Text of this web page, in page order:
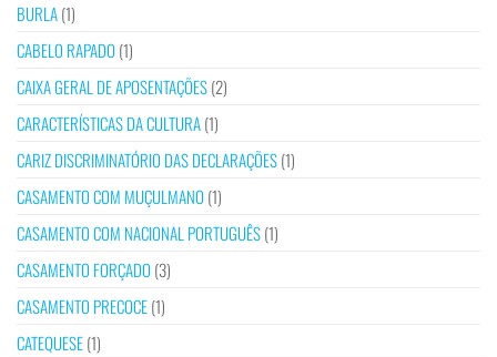
BURLA(1)
CABELO RAPADO (1)
CAIXA GERAL DE APOSENTAÇÕES(2)
CARACTERÍSTICAS DA CULTURA(1)
CARIZ DISCRIMINATÓRIO DAS DECLARAÇÕES(1)
CASAMENTO COM MUÇULMANO (1)
CASAMENTO COM NACIONAL PORTUGUÊS(1)
CASAMENTO FORÇADO (3)
CASAMENTO PRECOCE(1)
CATEQUESE(1)